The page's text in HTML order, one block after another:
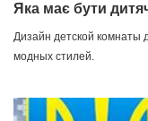
Яка має бути
Дизайн детской комнаты
модных стилей.